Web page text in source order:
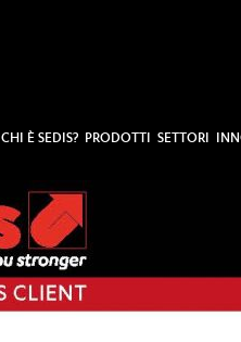
CHI È SEDIS? PRODOTTI SETTORI